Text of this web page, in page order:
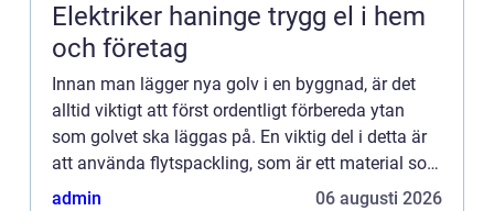
Elektriker haninge trygg el i hem
och företag
Innan man lägger nya golv i en byggnad, är det
alltid viktigt att först ordentligt förbereda ytan
som golvet ska läggas på. En viktig del i detta är
att använda flytspackling, som är ett material som
anv&...
admin 06 augusti 2026